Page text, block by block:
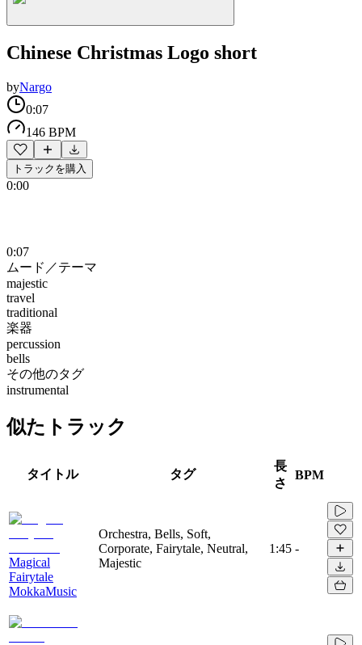
Chinese Christmas Logo short
byNargo
0:07
146 BPM
トラックを購入
0:00
0:07
ムード／テーマ
majestic
travel
traditional
楽器
percussion
bells
その他のタグ
instrumental
似たトラック
タイトル タグ
長
さ
BPM
Magical
Fairytale
MokkaMusic
Orchestra, Bells, Soft,
Corporate, Fairytale, Neutral,
Majestic
1:45 -